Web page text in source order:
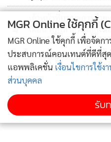
ด้าน นายอศลย์ มีนาภา นักวิจัย
วิทยาศาสตร์ทางทะเล เผยว่าเ
บางแสน น่าจะเกิดจากปราก
ลงก์ตอนเป็นพืชทะเลชนิดหนึ่ง
แต่เมื่อแพลงก์ตอนตายการผลิต
4
เจ้าหน้าที่บูรณาการช่ว
เดือน หลังสามีร้องถูกเพื่
แย้ง-กักขัง
ข่าวอื่น
MGR Online ใช้คุกกี้
MGR Online ใช้คุกกี้ เพื่อจัด
ประสบการณ์คอนเทนต์ที่ดีที่สุ
แอพพลิเคชั่น เงื่อนไขการใช้ง
ส่วนบุคคล
รับ